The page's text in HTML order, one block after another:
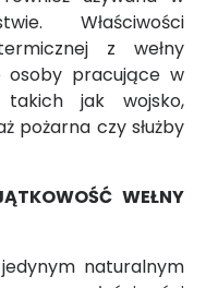
Właściwości
z wełny
osoby pracujące w
takich jak wojsko,
pożarna czy służby
WEŁNY
naturalnym